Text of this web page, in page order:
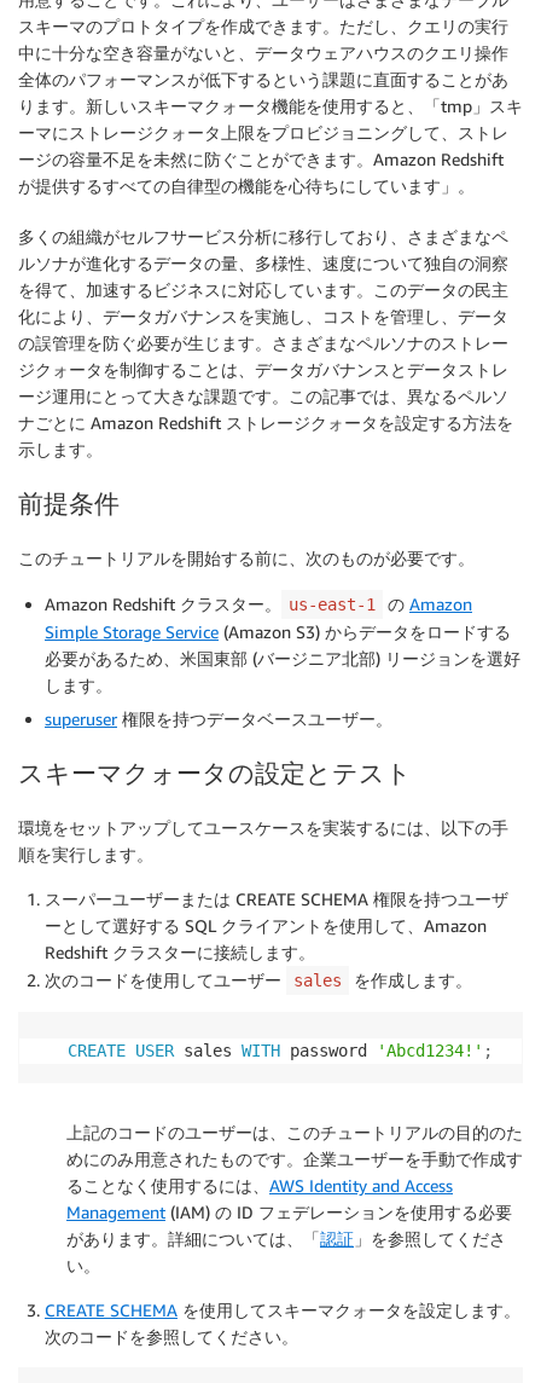
スキーマのプロトタイプを作成できます。ただし、クエリの実行
中に十分な空き容量がないと、データウェアハウスのクエリ操作
全体のパフォーマンスが低下するという課題に直面することがあ
ります。新しいスキーマクォータ機能を使用すると、「tmp」スキ
ーマにストレージクォータ上限をプロビジョニングして、ストレ
ージの容量不足を未然に防ぐことができます。Amazon Redshift
が提供するすべての自律型の機能を心待ちにしています」。
多くの組織がセルフサービス分析に移行しており、さまざまなペ
ルソナが進化するデータの量、多様性、速度について独自の洞察
を得て、加速するビジネスに対応しています。このデータの民主
化により、データガバナンスを実施し、コストを管理し、データ
の誤管理を防ぐ必要が生じます。さまざまなペルソナのストレー
ジクォータを制御することは、データガバナンスとデータストレ
ージ運用にとって大きな課題です。この記事では、異なるペルソ
ナごとに Amazon Redshift ストレージクォータを設定する方法を
示します。
前提条件
このチュートリアルを開始する前に、次のものが必要です。
Amazon Redshift クラスター。 us-east-1 の Amazon
Simple Storage Service (Amazon S3) からデータをロードする
必要があるため、米国東部 (バージニア北部) リージョンを選好
します。
superuser権限を持つデータベースユーザー。
スキーマクォータの設定とテスト
環境をセットアップしてユースケースを実装するには、以下の手
順を実行します。
スーパーユーザーまたは CREATE SCHEMA 権限を持つユーザ
ーとして選好する SQL クライアントを使用して、Amazon
Redshift クラスターに接続します。
次のコードを使用してユーザー
sales を作成します。
CREATE USER sales WITH password 'Abcd1234!' ;
上記のコードのユーザーは、このチュートリアルの目的のた
めにのみ用意されたものです。企業ユーザーを手動で作成す
ることなく使用するには、 AWS Identity and Access
Management (IAM) の ID フェデレーションを使用する必要
があります。詳細については、「認証 」を参照してくださ
い。
CREATE SCHEMA を使用してスキーマクォータを設定します。
次のコードを参照してください。